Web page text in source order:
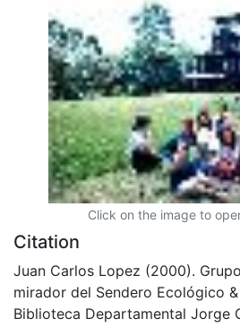
Click on the image to
Citation
Juan Carlos Lopez (2000).
mirador del Sendero Ecológico &
Biblioteca Departamental Jorge